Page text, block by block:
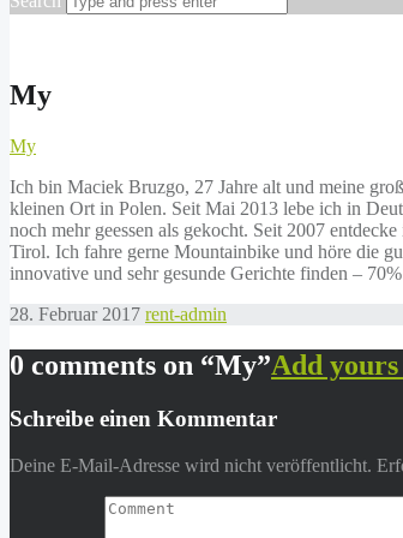
My
My
Ich bin Maciek Bruzgo, 27 Jahre alt und meine
kleinen Ort in Polen. Seit Mai 2013 lebe ich in
noch mehr geessen als gekocht. Seit 2007
Tirol. Ich fahre gerne Mountainbike und höre die
innovative und sehr gesunde Gerichte finden –
28. Februar 2017 rent-admin
0 comments on “My”Add
Schreibe einen Kommentar
Deine E-Mail-Adresse wird nicht veröffentlicht.